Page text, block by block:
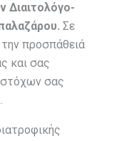
Διαιτολόγο-
Σε
την προσπάθειά
και σας
στόχων σας